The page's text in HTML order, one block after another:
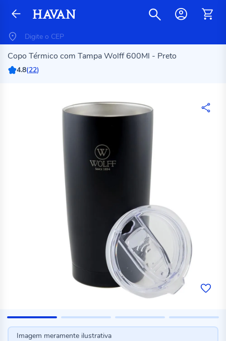
Copo Térmico com Tampa Wolff 600Ml - Preto
4.8(22)
Imagem meramente ilustrativa